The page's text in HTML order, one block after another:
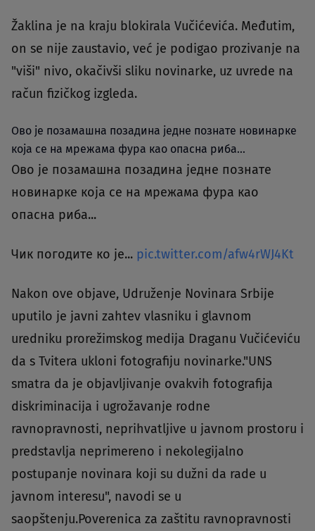
Žaklina je na kraju blokirala Vučićevića. Međutim,
on se nije zaustavio, već je podigao prozivanje na
"viši" nivo, okačivši sliku novinarke, uz uvrede na
račun fizičkog izgleda.
Ово је позамашна позадина једне познате новинарке
која се на мрежама фура као опасна риба...
Ово је позамашна позадина једне познате
новинарке која се на мрежама фура као
опасна риба...
Чик погодите ко је... pic.twitter.com/afw4rWJ4Kt
Nakon ove objave, Udruženje Novinara Srbije
uputilo je javni zahtev vlasniku i glavnom
uredniku prorežimskog medija Draganu Vučićeviću
da s Tvitera ukloni fotografiju novinarke."UNS
smatra da je objavljivanje ovakvih fotografija
diskriminacija i ugrožavanje rodne
ravnopravnosti, neprihvatljive u javnom prostoru i
predstavlja neprimereno i nekolegijalno
postupanje novinara koji su dužni da rade u
javnom interesu", navodi se u
saopštenju.Poverenica za zaštitu ravnopravnosti